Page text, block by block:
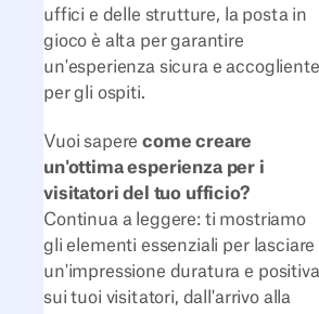
uffici e delle strutture, la posta in
gioco è alta per garantire
un'esperienza sicura e accogliente
per gli ospiti.
Vuoi saperecome creare
un'ottima esperienza per i
visitatori del tuo ufficio?
Continua a leggere: ti mostriamo
gli elementi essenziali per lasciare
un'impressione duratura e positiva
sui tuoi visitatori, dall'arrivo alla